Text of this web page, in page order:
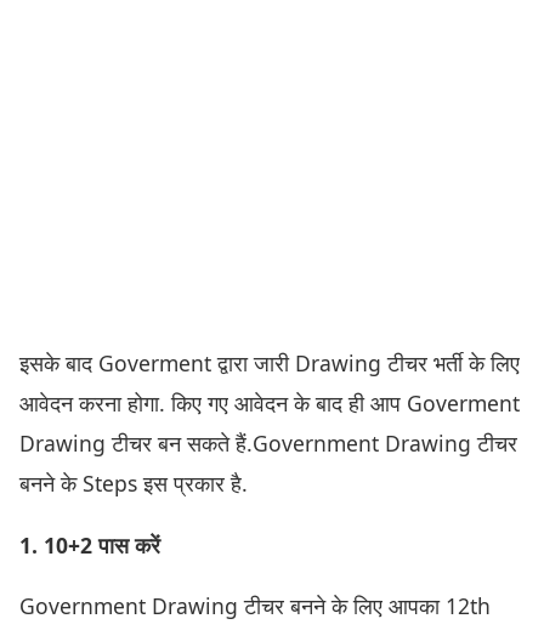
इसके बाद Goverment द्वारा जारी Drawing टीचर भर्ती के लिए
आवेदन करना होगा. किए गए आवेदन के बाद ही आप Goverment
Drawing टीचर बन सकते हैं.Government Drawing टीचर
बनने के Steps इस प्रकार है.
1. 10+2 पास करें
Government Drawing टीचर बनने के लिए आपका 12th